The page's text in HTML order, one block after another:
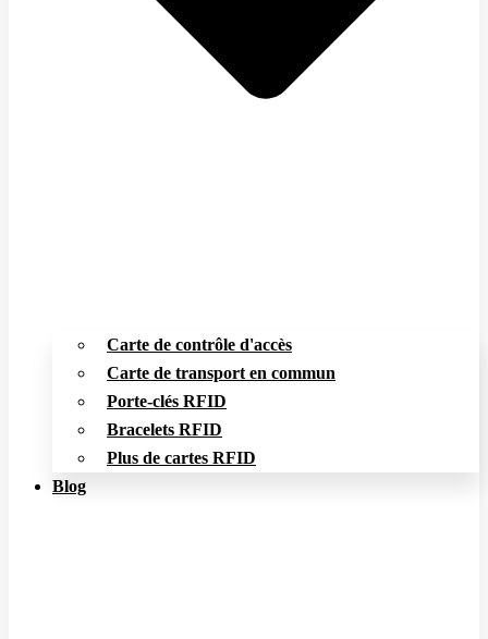
Carte de contrôle d'accès
Carte de transport en commun
Porte-clés RFID
Bracelets RFID
Plus de cartes RFID
Blog